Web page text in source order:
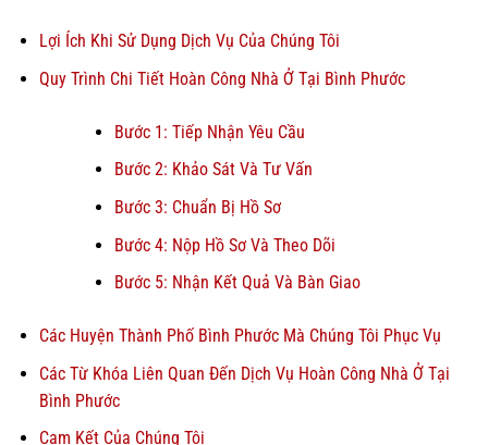
Lợi Ích Khi Sử Dụng Dịch Vụ Của Chúng Tôi
Quy Trình Chi Tiết Hoàn Công Nhà Ở Tại Bình Phước
Bước 1: Tiếp Nhận Yêu Cầu
Bước 2: Khảo Sát Và Tư Vấn
Bước 3: Chuẩn Bị Hồ Sơ
Bước 4: Nộp Hồ Sơ Và Theo Dõi
Bước 5: Nhận Kết Quả Và Bàn Giao
Các Huyện Thành Phố Bình Phước Mà Chúng Tôi Phục Vụ
Các Từ Khóa Liên Quan Đến Dịch Vụ Hoàn Công Nhà Ở Tại
Bình Phước
Cam Kết Của Chúng Tôi